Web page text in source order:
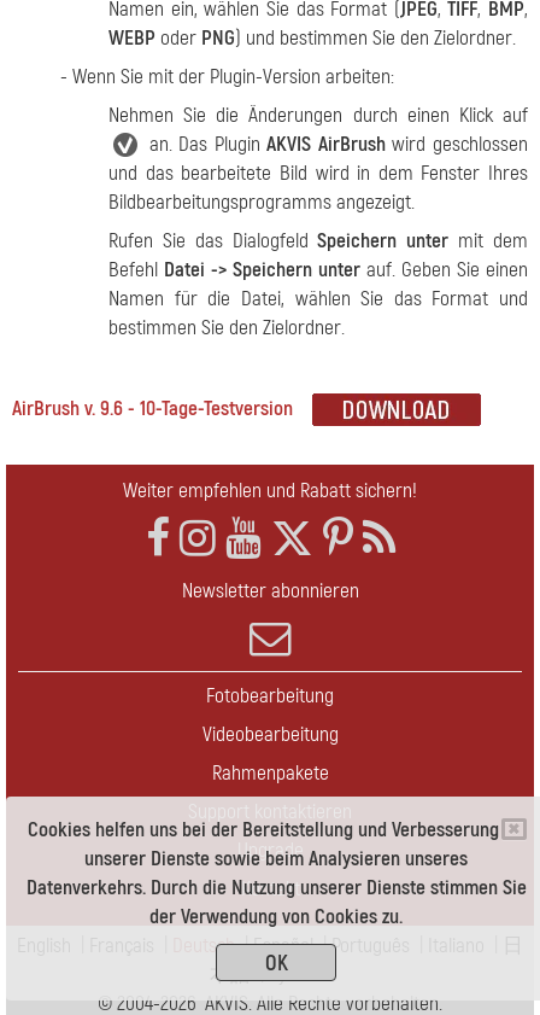
Cookies helfen uns bei der Bereitstellung und Verbesserung
unserer Dienste sowie beim Analysieren unseres
Datenverkehrs. Durch die Nutzung unserer Dienste stimmen Sie
der Verwendung von Cookies zu.
OK
Namen ein, wählen Sie das Format (JPEG,TIFF, BMP,
WEBP oder PNG) und bestimmen Sie den Zielordner.
- Wenn Sie mit der Plugin-Version arbeiten:
Nehmen Sie die Änderungen durch einen Klick auf
an. Das PluginAKVIS AirBrushwird geschlossen
und das bearbeitete Bild wird in dem Fenster Ihres
Bildbearbeitungsprogramms angezeigt.
Rufen Sie das DialogfeldSpeichern unter mit dem
Befehl Datei -> Speichern unter auf. Geben Sie einen
Namen für die Datei, wählen Sie das Format und
bestimmen Sie den Zielordner.
AirBrush v. 9.6 - 10-Tage-Testversion
Weiter empfehlen und Rabatt sichern!
Newsletter abonnieren
Fotobearbeitung
Videobearbeitung
Rahmenpakete
Upgrade
Kontakt
Deutsch|Español|Português
本語|Pусский
© 2004-2026 AKVIS. Alle Rechte vorbehalten.